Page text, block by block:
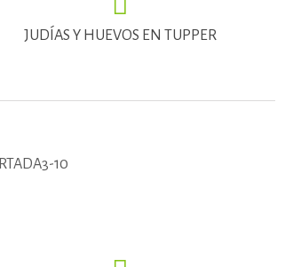
JUDÍAS Y HUEVOS EN TUPPER